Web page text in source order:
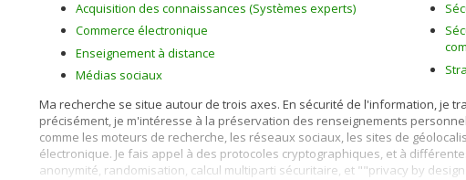
Acquisition des connaissances (Systèmes experts)
Commerce électronique
Enseignement à distance
Médias sociaux
Ma recherche se situe autour de trois axes. En sécurité de l'information, je
précisément, je m'intéresse à la préservation des renseignements
comme les moteurs de recherche, les réseaux sociaux, les sites de
électronique. Je fais appel à des protocoles cryptographiques, et à
anonymité, randomisation, calcul multiparti sécuritaire, et ""privacy by